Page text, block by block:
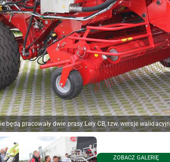
będą pracowały dwie prasy Lely CB, tzw. wersje
ZOBACZ GALERIĘ